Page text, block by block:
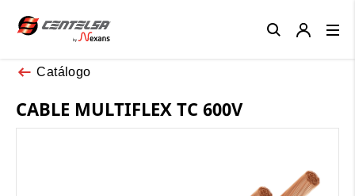
Catálogo
CABLE MULTIFLEX TC 600V
Close